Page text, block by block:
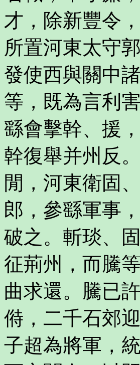
才，除新豐令
所置河東太守
發使西與關中
等，既為言利
繇會擊幹、援
幹復舉并州反
閒，河東衛固
郎，參繇軍事
破之。斬琰、
征荊州，而騰
曲求還。騰已
偫，二千石郊
子超為將軍，